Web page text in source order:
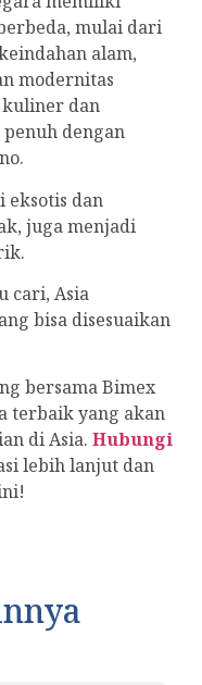
mulai dari
alam,
modernitas
kuliner dan
dengan
eksotis dan
juga menjadi
cari, Asia
bisa disesuaikan
bersama Bimex
terbaik yang akan
di Asia. Hubungi
lebih lanjut dan